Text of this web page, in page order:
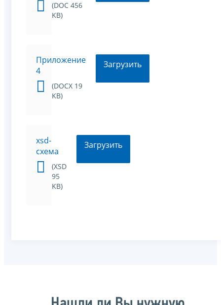
(DOC 456
KB)
Приложение
4
(DOCX 19
KB)
Загрузить
xsd-
схема
(XSD
95
KB)
Загрузить